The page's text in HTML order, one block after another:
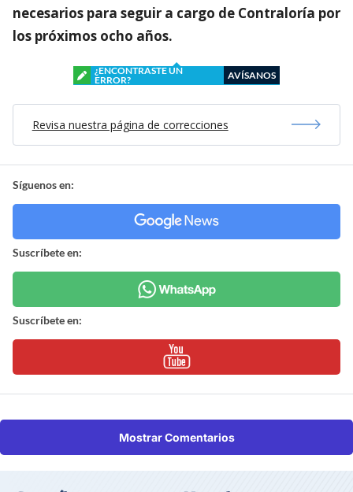
necesarios para seguir a cargo de Contraloría por
los próximos ocho años.
¿ENCONTRASTE UN
ERROR?
AVÍSANOS
Revisa nuestra página de correcciones
Síguenos en:
Suscríbete en:
Suscríbete en:
Mostrar Comentarios